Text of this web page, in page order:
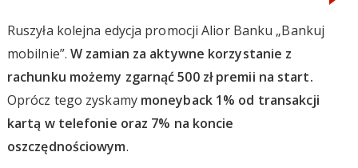
Ruszyła kolejna edycja promocji Alior Banku „Bankuj
mobilnie”.W zamian za aktywne korzystanie z
rachunku możemy zgarnąć 500 zł premii na start.
Oprócz tego zyskamy moneyback 1% od transakcji
kartą w telefonie oraz 7% na koncie
oszczędnościowym.